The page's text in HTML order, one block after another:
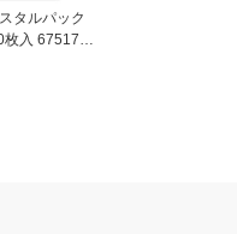
タルパック
枚入 675170